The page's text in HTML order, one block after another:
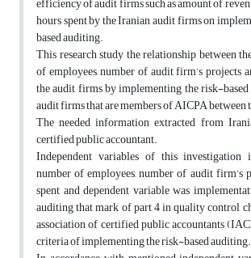
hours spent by the Iranian audit firms on
based auditing.
This research study the relationship between
of employees, number of audit firm’s projects
the audit firms by implementing the risk-
audit firms that are members of AICPA between
The needed information extracted from
certified public accountant.
Independent variables of this investigation
number of employees, number of audit firm’s
spent and dependent variable was
auditing that mark of part 4 in quality control
association of certified public accountants
criteria of implementing the risk-based auditing.